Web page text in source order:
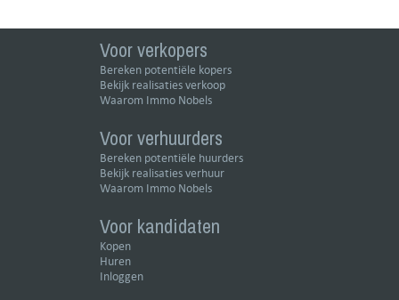
Voor verkopers
Bereken potentiële kopers
Bekijk realisaties verkoop
Waarom Immo Nobels
Voor verhuurders
Bereken potentiële huurders
Bekijk realisaties verhuur
Waarom Immo Nobels
Voor kandidaten
Kopen
Huren
Inloggen